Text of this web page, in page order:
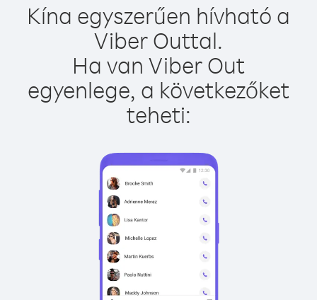
Kína egyszerűen hívható a
Viber Outtal.
Ha van Viber Out
egyenlege, a következőket
teheti: